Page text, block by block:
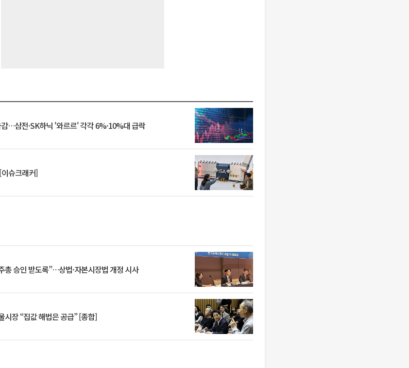
…삼전·SK하닉 '와르르' 각각 6%·10%대 급락
슈크래커]
총 승인 받도록”…상법·자본시장법 개정 시사
장 “집값 해법은 공급” [종합]